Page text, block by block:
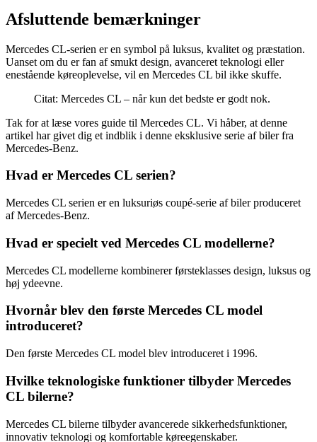
Afsluttende bemærkninger
Mercedes CL-serien er en symbol på luksus, kvalitet og præstation.
Uanset om du er fan af smukt design, avanceret teknologi eller
enestående køreoplevelse, vil en Mercedes CL bil ikke skuffe.
Citat: Mercedes CL – når kun det bedste er godt nok.
Tak for at læse vores guide til Mercedes CL. Vi håber, at denne
artikel har givet dig et indblik i denne eksklusive serie af biler fra
Mercedes-Benz.
Hvad er Mercedes CL serien?
Mercedes CL serien er en luksuriøs coupé-serie af biler produceret
af Mercedes-Benz.
Hvad er specielt ved Mercedes CL modellerne?
Mercedes CL modellerne kombinerer førsteklasses design, luksus og
høj ydeevne.
Hvornår blev den første Mercedes CL model
introduceret?
Den første Mercedes CL model blev introduceret i 1996.
Hvilke teknologiske funktioner tilbyder Mercedes
CL bilerne?
Mercedes CL bilerne tilbyder avancerede sikkerhedsfunktioner,
innovativ teknologi og komfortable køreegenskaber.